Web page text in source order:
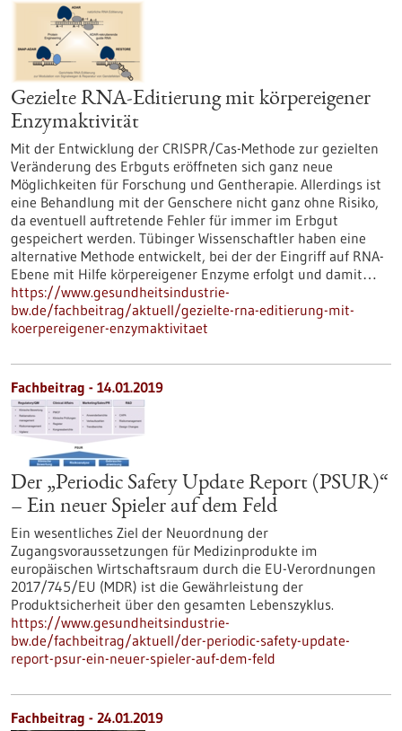
Gezielte RNA-Editierung mit körpereigener
Enzymaktivität
Mit der Entwicklung der CRISPR/Cas-Methode zur gezielten
Veränderung des Erbguts eröffneten sich ganz neue
Möglichkeiten für Forschung und Gentherapie. Allerdings ist
eine Behandlung mit der Genschere nicht ganz ohne Risiko,
da eventuell auftretende Fehler für immer im Erbgut
gespeichert werden. Tübinger Wissenschaftler haben eine
alternative Methode entwickelt, bei der der Eingriff auf RNA-
Ebene mit Hilfe körpereigener Enzyme erfolgt und damit…
https://www.gesundheitsindustrie-
bw.de/fachbeitrag/aktuell/gezielte-rna-editierung-mit-
koerpereigener-enzymaktivitaet
Fachbeitrag - 14.01.2019
Der „Periodic Safety Update Report (PSUR)“
– Ein neuer Spieler auf dem Feld
Ein wesentliches Ziel der Neuordnung der
Zugangsvoraussetzungen für Medizinprodukte im
europäischen Wirtschaftsraum durch die EU-Verordnungen
2017/745/EU (MDR) ist die Gewährleistung der
Produktsicherheit über den gesamten Lebenszyklus.
https://www.gesundheitsindustrie-
bw.de/fachbeitrag/aktuell/der-periodic-safety-update-
report-psur-ein-neuer-spieler-auf-dem-feld
Fachbeitrag - 24.01.2019